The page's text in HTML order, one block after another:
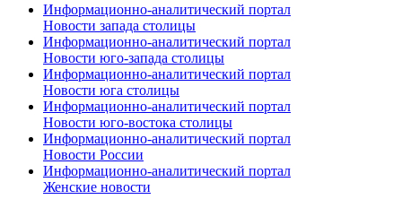
Информационно-аналитический портал
Новости запада столицы
Информационно-аналитический портал
Новости юго-запада столицы
Информационно-аналитический портал
Новости юга столицы
Информационно-аналитический портал
Новости юго-востока столицы
Информационно-аналитический портал
Новости России
Информационно-аналитический портал
Женские новости